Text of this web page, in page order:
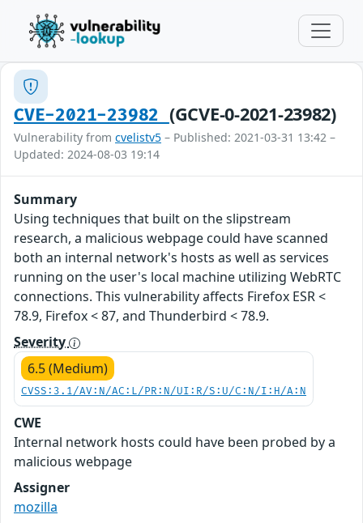
CVE-2021-23982 (GCVE-0-2021-23982)
Vulnerability from cvelistv5 – Published: 2021-03-31 13:42 –
Updated: 2024-08-03 19:14
Summary
Using techniques that built on the slipstream
research, a malicious webpage could have scanned
both an internal network's hosts as well as services
running on the user's local machine utilizing WebRTC
connections. This vulnerability affects Firefox ESR <
78.9, Firefox < 87, and Thunderbird < 78.9.
Severity
6.5 (Medium)
CVSS:3.1/AV:N/AC:L/PR:N/UI:R/S:U/C:N/I:H/A:N
CWE
Internal network hosts could have been probed by a
malicious webpage
Assigner
mozilla